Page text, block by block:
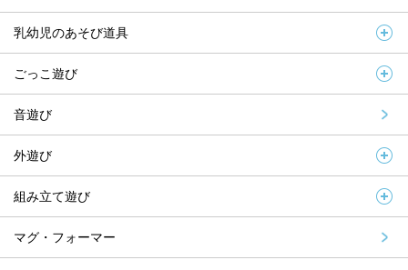
乳幼児のあそび道具
ごっこ遊び
音遊び
外遊び
組み立て遊び
マグ・フォーマー